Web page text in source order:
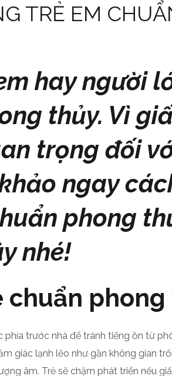
TRẺ EM
hay người
thủy. Vì
trọng đối
ngay
phong
nhé!
chuẩn
trước nhà để tránh tiếng ồn từ
giác lạnh lẽo như gần không gian
âm. Trẻ sẽ chậm phát triển nếu